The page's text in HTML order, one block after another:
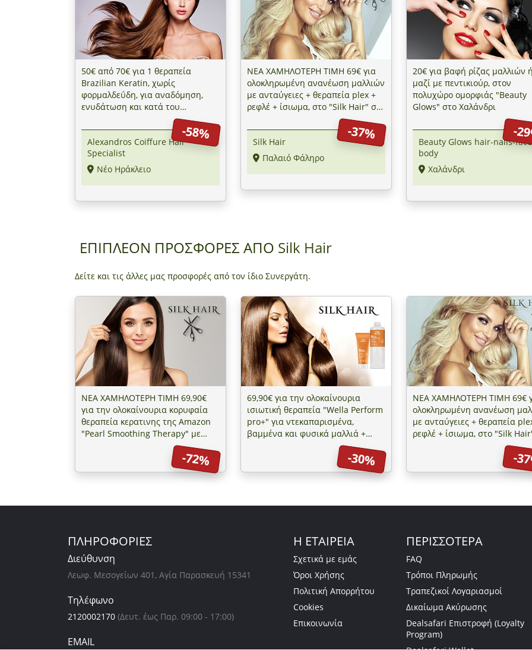
50€ από 70€ για 1 θεραπεία
Brazilian Keratin, χωρίς
φορμαλδεΰδη, για αναδόμηση,
ενυδάτωση και κατά του
"Alexandros Coiffure Hair
Specialist" στο Νέο Ηράκλειο
-58%
Alexandros Coiffure Hair
Specialist
Νέο Ηράκλειο
ΝΕΑ ΧΑΜΗΛΟΤΕΡΗ ΤΙΜΗ 69€ για
ολοκληρωμένη ανανέωση μαλλιών
με ανταύγειες + θεραπεία plex +
ρεφλέ + ίσιωμα, στο "Silk Hair" στο
-37%
Silk Hair
Παλαιό Φάληρο
20€ για βαφή ρίζας μαλλιών
μαζί με πεντικιούρ, στον
πολυχώρο ομορφιάς "Beauty
Glows" στο Χαλάνδρι
-
Beauty Glows hair-nails-
body
Χαλάνδρι
ΕΠΙΠΛΕΟΝ ΠΡΟΣΦΟΡΕΣ ΑΠΟ Silk Hair
Δείτε και τις άλλες μας προσφορές από τον ίδιο Συνεργάτη.
ΝΕΑ ΧΑΜΗΛΟΤΕΡΗ ΤΙΜΗ 69,90€
για την ολοκαίνουρια κορυφαία
θεραπεία κερατινης της Amazon
"Pearl Smoothing Therapy" με
δώρο αφαίρεση ψαλίδας με το
Gama Finish Pro, αξίας 15€, στο
"Silk Hair" στο Παλαιό Φάληρο
-72%
69,90€ για την ολοκαίνουρια
ισιωτική θεραπεία "Wella Perform
pro+" για ντεκαπαρισμένα,
βαμμένα και φυσικά μαλλιά +
δώρο αφαίρεση ψαλίδας με το
Gama Finish Pro, αξίας 15€, στο
"Silk Hair" στο Παλαιό Φάληρο
-30%
ΝΕΑ ΧΑΜΗΛΟΤΕΡΗ ΤΙΜΗ 69€
ολοκληρωμένη ανανέωση
με ανταύγειες + θεραπεία
ρεφλέ + ίσιωμα, στο "Silk
-
ΠΛΗΡΟΦΟΡΙΕΣ
Διεύθυνση
Λεωφ. Μεσογείων 401, Αγία Παρασκευή 15341
Τηλέφωνο
2120002170 (Δευτ. έως Παρ. 09:00 - 17:00)
EMAIL
Η ΕΤΑΙΡΕΙΑ
Σχετικά με εμάς
Όροι Χρήσης
Πολιτική Απορρήτου
Cookies
Επικοινωνία
ΠΕΡΙΣΣΟΤΕΡΑ
FAQ
Τρόποι Πληρωμής
Τραπεζικοί Λογαριασμοί
Δικαίωμα Ακύρωσης
Dealsafari Επιστροφή (Loyalty
Program)